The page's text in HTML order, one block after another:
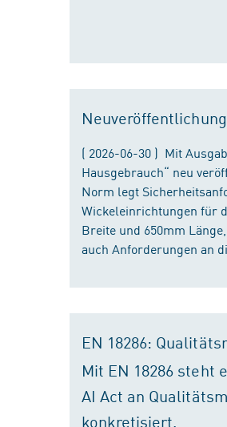
( 2026-06-30 ) Mit
Hausgebrauch“ neu
Norm legt
Wickeleinrichtungen für
Breite und 650mm
auch Anforderungen an
EN 18286:
Mit EN 18286 steht
AI Act an
konkretisiert.